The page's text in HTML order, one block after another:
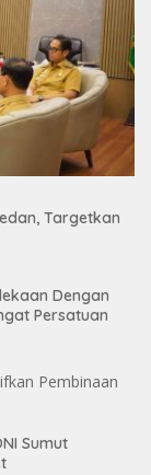
Targetkan
Dengan
Persatuan
Sumut